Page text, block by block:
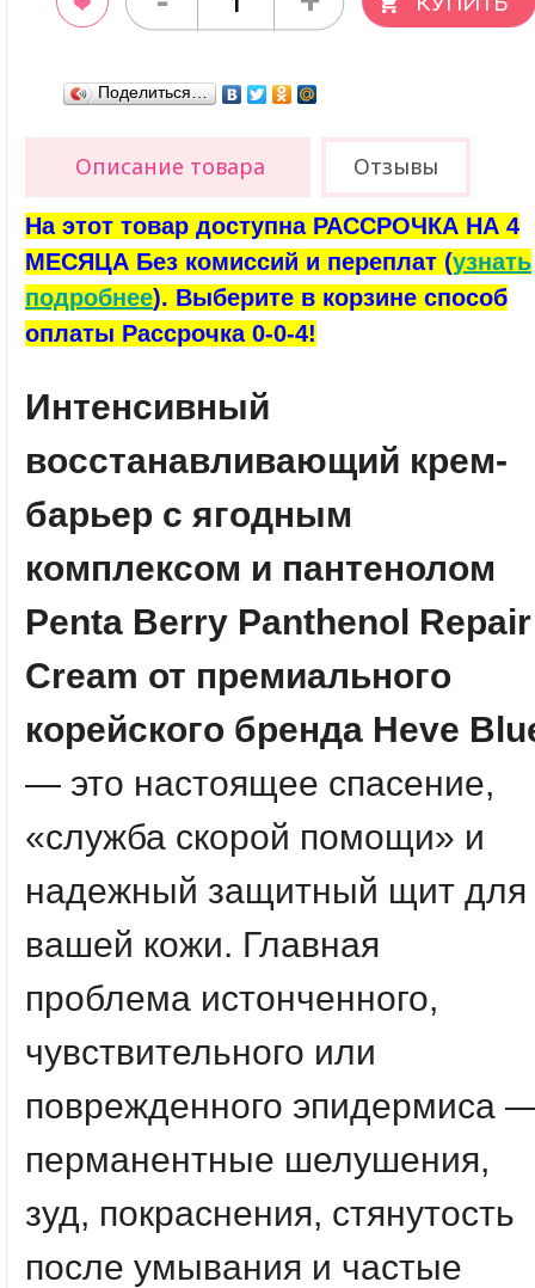
Поделиться…
Описание товара Отзывы
На этот товар доступна РАССРОЧКА НА 4
МЕСЯЦА Без комиссий и переплат (узнать
подробнее). Выберите в корзине способ
оплаты Рассрочка 0-0-4!
Интенсивный
восстанавливающий крем-
барьер с ягодным
комплексом и пантенолом
Penta Berry Panthenol Repair
Cream от премиального
корейского бренда Heve
— это настоящее спасение,
«служба скорой помощи» и
надежный защитный щит для
вашей кожи. Главная
проблема истонченного,
чувствительного или
поврежденного эпидермиса
перманентные шелушения,
зуд, покраснения, стянутость
после умывания и частые